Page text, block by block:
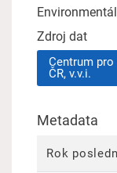
Zdroj dat
Centrum pro
ČR, v.v.i.
Metadata
Rok